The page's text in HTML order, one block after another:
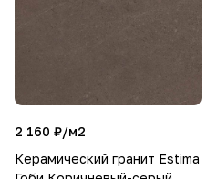
2 160 ₽/м2
Керамический гранит Estima